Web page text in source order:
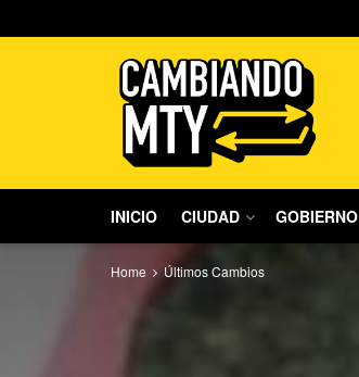
INICIO CIUDAD GOBIERNO
Home Últimos Cambios